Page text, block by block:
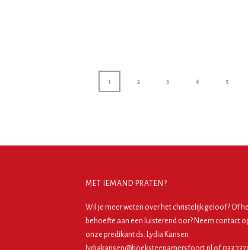
1 2 3 4 5
MET IEMAND PRATEN?
Wil je meer weten over het christelijk geloof? Of
behoefte aan een luisterend oor? Neem contact
onze predikant ds. Lydia Kansen
lydiakansen@hoeksteenamersfoort.nl of 033